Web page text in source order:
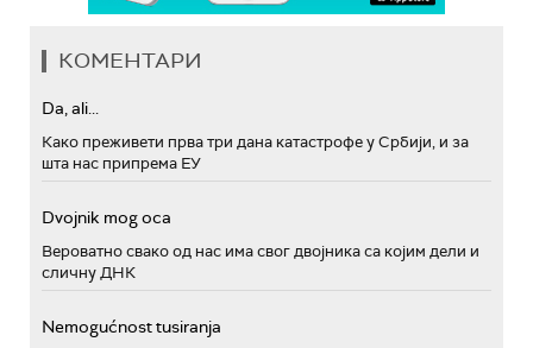
КОМЕНТАРИ
Da, ali...
Како преживети прва три дана катастрофе у Србији, и за
шта нас припрема ЕУ
Dvojnik mog oca
Вероватно свако од нас има свог двојника са којим дели и
сличну ДНК
Nemogućnost tusiranja